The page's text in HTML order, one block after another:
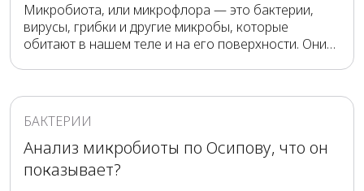
Микробиота, или микрофлора — это бактерии,
вирусы, грибки и другие микробы, которые
обитают в нашем теле и на его поверхности. Они
влияют на наше поведение и работу всех органов
и систем.
БАКТЕРИИ
Анализ микробиоты по Осипову, что он
показывает?